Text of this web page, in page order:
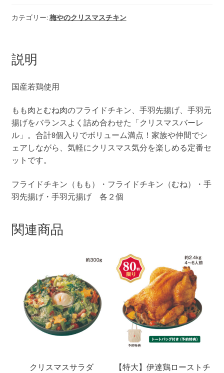
カテゴリー: 梅やのクリスマスチキン
説明
国産若鶏使用
もも肉とむね肉のフライドチキン、手羽先揚げ、手羽元
揚げをバランスよく詰め合わせた「クリスマスバーレ
ル」。合計8個入りでボリューム満点！家族や仲間でシ
ェアしながら、気軽にクリスマス気分を楽しめる定番セ
ットです。
フライドチキン（もも）・フライドチキン（むね）・手
羽先揚げ・手羽元揚げ 各２個
関連商品
クリスマスサラダ
【特大】伊達鶏ローストチ